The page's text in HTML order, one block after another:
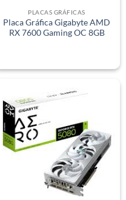
PLACAS GRÁFICAS
Placa Gráfica Gigabyte AMD
RX 7600 Gaming OC 8GB